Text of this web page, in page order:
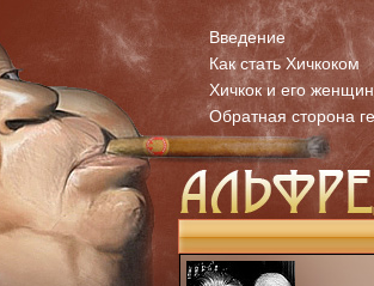
Введение
Как стать Хичкоком
Хичкок и его
Обратная сторона